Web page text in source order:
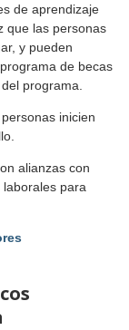
de aprendizaje
que las personas
y pueden
de becas
programa.
inicien
alianzas con
para